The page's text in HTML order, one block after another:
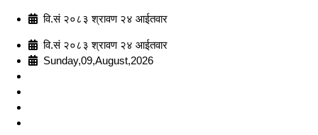
वि.सं २०८३ श्रावण २४ आईतवार
वि.सं २०८३ श्रावण २४ आईतवार
Sunday,09,August,2026